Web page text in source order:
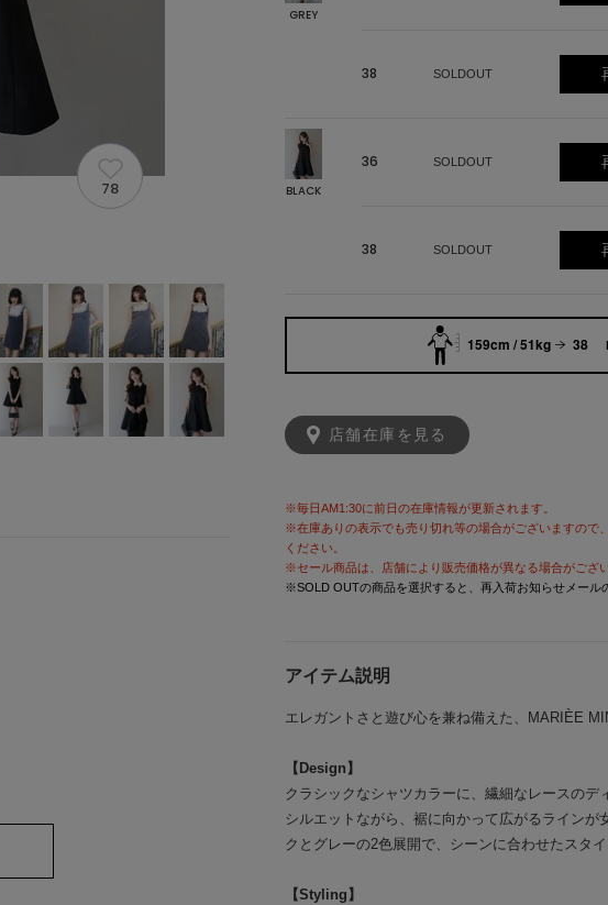
GREY
38 SOLDOUT
BLACK
36 SOLDOUT
38 SOLDOUT
159cm / 51kg 38
店舗在庫を見る
※毎日AM1:30に前日の在庫情報が更新されます。
※在庫ありの表示でも売り切れ等の場合がございますので
ください。
※セール商品は、店舗により販売価格が異なる場合がござい
※SOLD OUTの商品を選択すると、再入荷お知らせメール
アイテム説明
エレガントさと遊び心を兼ね備えた、MARIÈE
【Design】
クラシックなシャツカラーに、繊細なレースのデ
シルエットながら、裾に向かって広がるラインが
クとグレーの2色展開で、シーンに合わせたスタイ
【Styling】
78